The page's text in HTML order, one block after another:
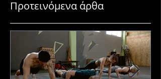
Προτεινόμενα άρθα